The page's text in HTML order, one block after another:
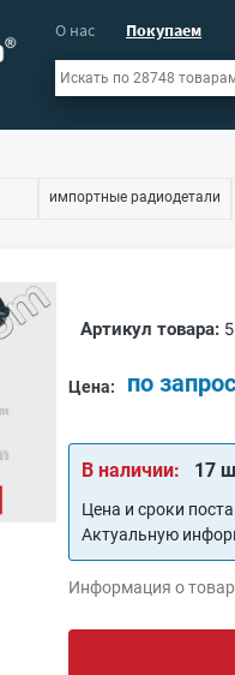
О нас Покупаем
импортные радиодетали
Артикул товара:
Цена: по
В наличии: 17
Цена и сроки
Актуальную
Информация о